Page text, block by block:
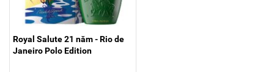
Royal Salute 21 năm - Rio de
Janeiro Polo Edition